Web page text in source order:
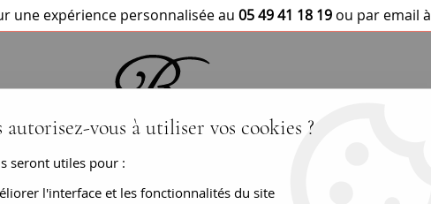
une expérience personnalisée au 05 49 41 18 19 ou par email à
autorisez-vous à utiliser vos cookies ?
seront utiles pour :
l'interface et les fonctionnalités du site